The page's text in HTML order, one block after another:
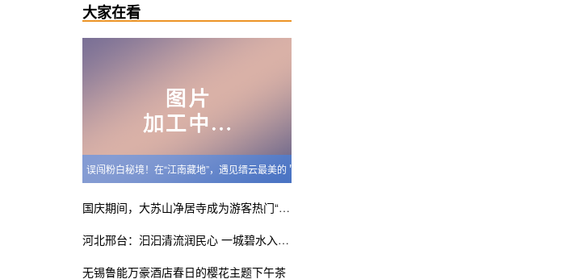
大家在看
误闯粉白秘境！在“江南藏地”，遇见缙云最美的＂樱吹雪＂
国庆期间，大苏山净居寺成为游客热门“打卡地”！
河北邢台：汩汩清流润民心 一城碧水入画来
无锡鲁能万豪酒店春日的樱花主题下午茶